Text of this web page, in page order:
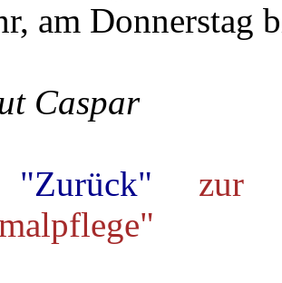
am Donnerstag
Caspar
"Zurück" zur